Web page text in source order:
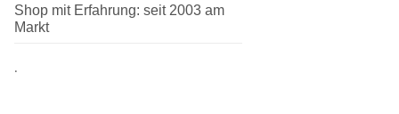
Shop mit Erfahrung: seit 2003 am
Markt
.